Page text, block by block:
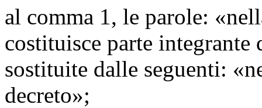
al comma 1, le parole:
costituisce parte integrante
sostituite dalle seguenti:
decreto»;